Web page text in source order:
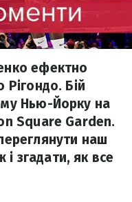
ефектно
Рігондо. Бій
Нью-Йорку на
Square Garden.
наш
згадати, як все